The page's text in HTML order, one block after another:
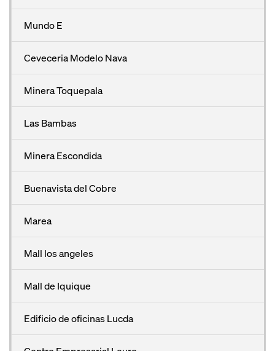
Mundo E
Ceveceria Modelo Nava
Minera Toquepala
Las Bambas
Minera Escondida
Buenavista del Cobre
Marea
Mall los angeles
Mall de Iquique
Edificio de oficinas Lucda